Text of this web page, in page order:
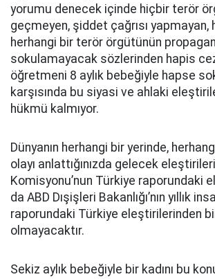
yorumu denecek içinde hiçbir terör
geçmeyen, şiddet çağrısı yapmayan,
herhangi bir terör örgütünün
sokulamayacak sözlerinden hapis
öğretmeni 8 aylık bebeğiyle hapse
karşısında bu siyasi ve ahlaki
hükmü kalmıyor.
Dünyanın herhangi bir yerinde,
olayı anlattığınızda gelecek
Komisyonu’nun Türkiye raporundaki
da ABD Dışişleri Bakanlığı’nın yıllık
raporundaki Türkiye eleştirilerinden
olmayacaktır.
Sekiz aylık bebeğiyle bir kadını bu